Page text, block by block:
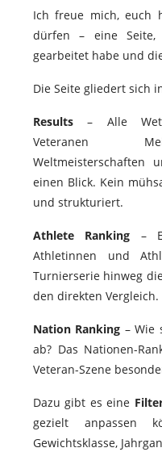
Ich freue mich, euch
dürfen – eine
gearbeitet habe und
Die Seite gliedert sich
Results – Alle
Veteranen
Weltmeisterschaften
einen Blick. Kein
und strukturiert.
Athlete Ranking –
Athletinnen und
Turnierserie hinweg
den direkten Vergleich.
Nation Ranking – Wie
ab? Das Nationen-
Veteran-Szene
Dazu gibt es eine
gezielt anpassen
Gewichtsklasse,